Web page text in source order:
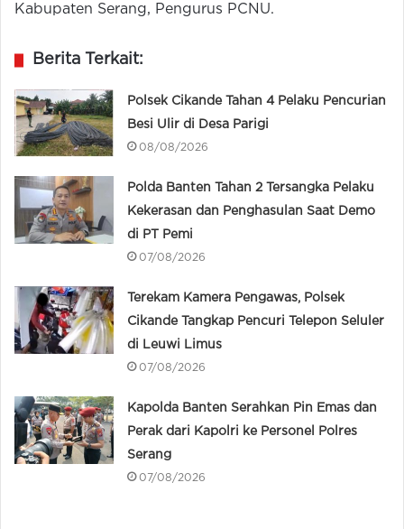
Kabupaten Serang, Pengurus PCNU.
Berita Terkait:
Polsek Cikande Tahan 4 Pelaku Pencurian
Besi Ulir di Desa Parigi
08/08/2026
Polda Banten Tahan 2 Tersangka Pelaku
Kekerasan dan Penghasulan Saat Demo
di PT Pemi
07/08/2026
Terekam Kamera Pengawas, Polsek
Cikande Tangkap Pencuri Telepon Seluler
di Leuwi Limus
07/08/2026
Kapolda Banten Serahkan Pin Emas dan
Perak dari Kapolri ke Personel Polres
Serang
07/08/2026